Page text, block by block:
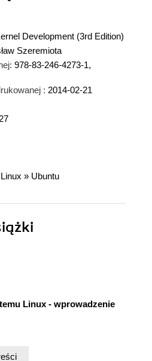
Development (3rd Edition)
Szeremiota
978-83-246-4273-1,
: 2014-02-21
Linux » Ubuntu
Linux - wprowadzenie
Linux (27)